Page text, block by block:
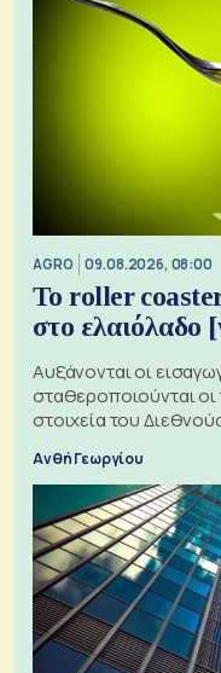
AGRO 09.08.2026, 08:00
Το roller
στο ελαιόλαδο
Αυξάνονται οι
σταθεροποιούνται οι
στοιχεία του
Ανθή Γεωργίου